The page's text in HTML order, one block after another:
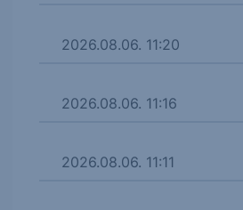
2026.08.06. 11:20
2026.08.06. 11:16
2026.08.06. 11:11